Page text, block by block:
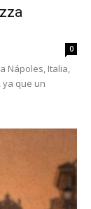
0
Nápoles, Italia,
ya que un